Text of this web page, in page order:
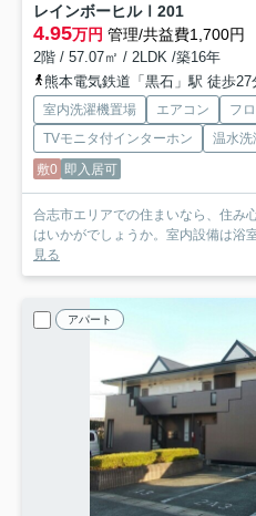
レインボーヒルⅠ 201
4.95万円 管理/共益費1,700円
2階 / 57.07㎡ / 2LDK /築16年
熊本電気鉄道「黒石」駅 徒歩27
室内洗濯機置場 エアコン
フ
TVモニタ付インターホン
温水洗
敷0 即入居可
合志市エリアでの住まいなら、住み
はいかがでしょうか。室内設備は浴
見る
アパート